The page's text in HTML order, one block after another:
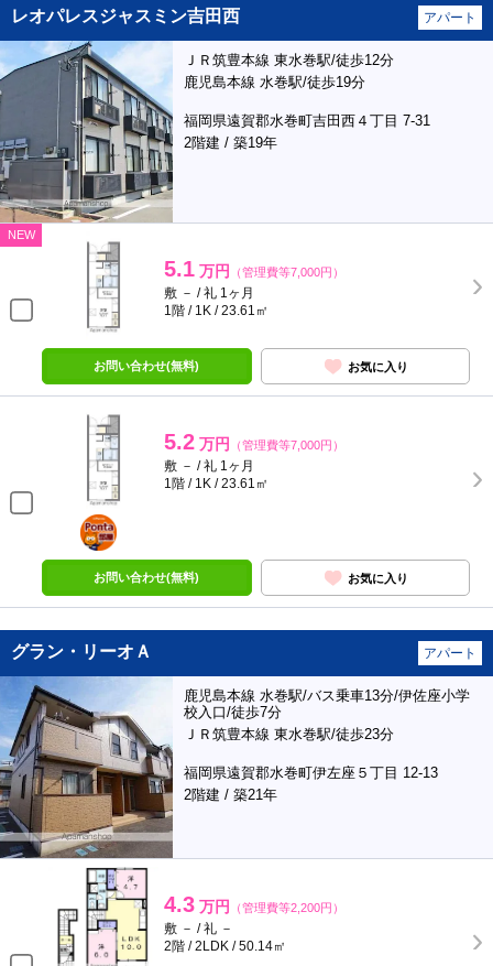
レオパレスジャスミン吉田西 アパート
ＪＲ筑豊本線 東水巻駅/徒歩12分
鹿児島本線 水巻駅/徒歩19分
福岡県遠賀郡水巻町吉田西４丁目 7-31
2階建 / 築19年
NEW
5.1 万円 （管理費等7,000円）
敷 － / 礼 1ヶ月
1階 / 1K / 23.61㎡
お問い合わせ(無料) お気に入り
5.2 万円 （管理費等7,000円）
敷 － / 礼 1ヶ月
1階 / 1K / 23.61㎡
ポンタ
部屋
お問い合わせ(無料) お気に入り
グラン・リーオＡ アパート
鹿児島本線 水巻駅/バス乗車13分/伊佐座小学
校入口/徒歩7分
ＪＲ筑豊本線 東水巻駅/徒歩23分
福岡県遠賀郡水巻町伊左座５丁目 12-13
2階建 / 築21年
4.3 万円 （管理費等2,200円）
敷 － / 礼 －
2階 / 2LDK / 50.14㎡